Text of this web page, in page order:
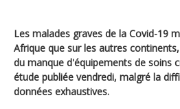
Les malades graves de la Covid-19
Afrique que sur les autres
du manque d'équipements de soins
étude publiée vendredi, malgré la
données exhaustives.